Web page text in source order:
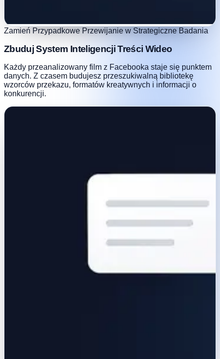
Zamień Przypadkowe Przewijanie w Strategiczne Badania
Zbuduj System Inteligencji Treści Wideo
Każdy przeanalizowany film z Facebooka staje się punktem
danych. Z czasem budujesz przeszukiwalną bibliotekę
wzorców przekazu, formatów kreatywnych i informacji o
konkurencji.